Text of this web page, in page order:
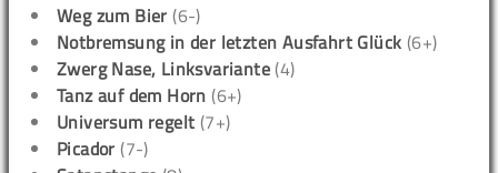
Weg zum Bier (6-)
Notbremsung in der letzten Ausfahrt Glück (6+)
Zwerg Nase, Linksvariante (4)
Tanz auf dem Horn (6+)
Universum regelt (7+)
Picador (7-)